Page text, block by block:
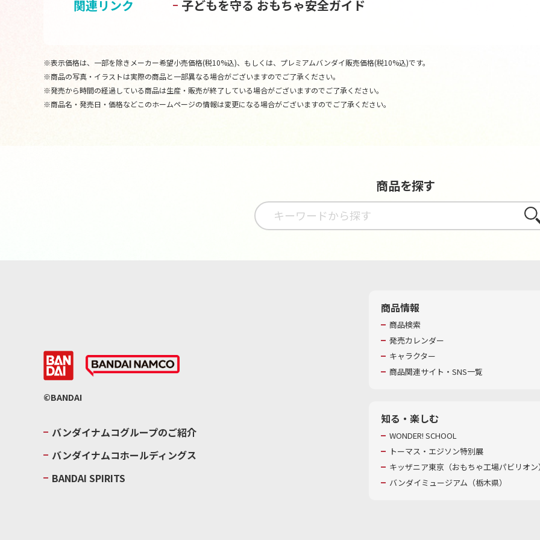
関連リンク 子どもを守る おもちゃ安全ガイド
※表示価格は、一部を除きメーカー希望小売価格(税10%込)、もしくは、プレミアムバンダイ販売価格(税10%込)です。
※商品の写真・イラストは実際の商品と一部異なる場合がございますのでご了承ください。
※発売から時間の経過している商品は生産・販売が終了している場合がございますのでご了承ください。
※商品名・発売日・価格などこのホームページの情報は変更になる場合がございますのでご了承ください。
商品を探す
さが
©BANDAI
バンダイナムコグループのご紹介
バンダイナムコホールディングス
BANDAI SPIRITS
商品情報
商品検索
発売カレンダー
キャラクター
商品関連サイト・SNS一覧
知る・楽しむ
WONDER! SCHOOL
トーマス・エジソン特別展
キッザニア東京（おもちゃ工場パビリオ
バンダイミュージアム（栃木県）